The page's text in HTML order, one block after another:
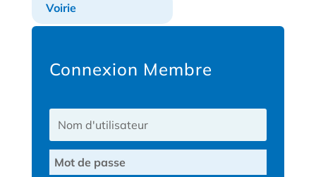
Voirie
Connexion Membre